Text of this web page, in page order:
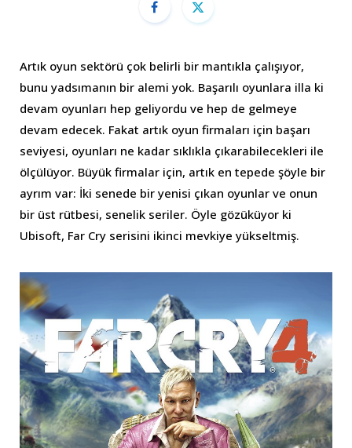
Artık oyun sektörü çok belirli bir mantıkla çalışıyor,
bunu yadsımanın bir alemi yok. Başarılı oyunlara illa ki
devam oyunları hep geliyordu ve hep de gelmeye
devam edecek. Fakat artık oyun firmaları için başarı
seviyesi, oyunları ne kadar sıklıkla çıkarabilecekleri ile
ölçülüyor. Büyük firmalar için, artık en tepede şöyle bir
ayrım var: İki senede bir yenisi çıkan oyunlar ve onun
bir üst rütbesi, senelik seriler. Öyle gözüküyor ki
Ubisoft, Far Cry serisini ikinci mevkiye yükseltmiş.